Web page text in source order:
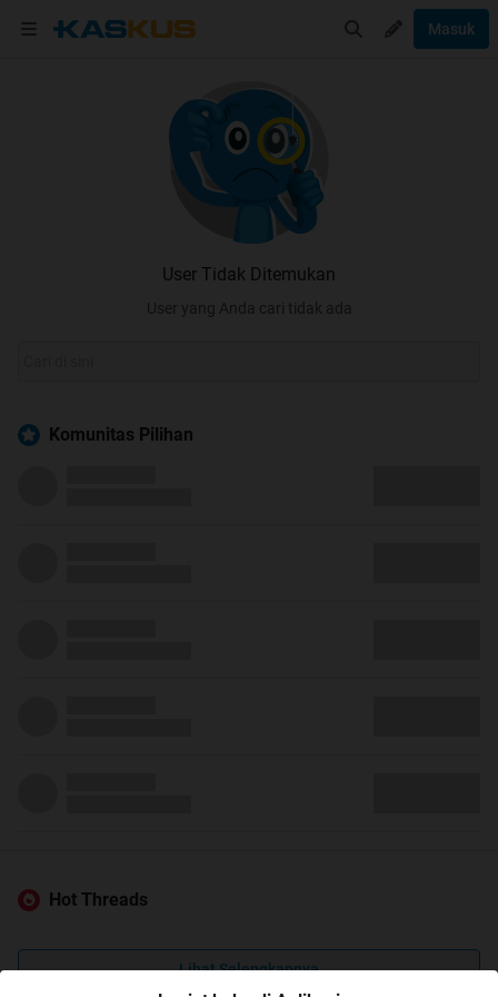
Masuk
User Tidak Ditemukan
User yang Anda cari tidak ada
Komunitas Pilihan
Hot Threads
Lihat Selengkapnya